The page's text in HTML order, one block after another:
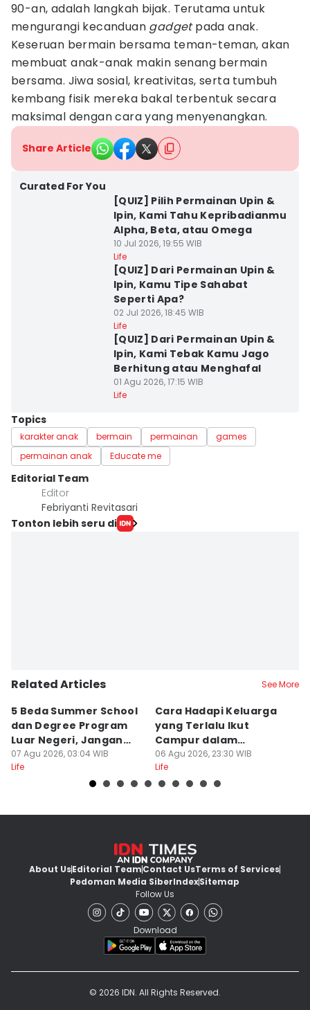
90-an, adalah langkah bijak. Terutama untuk
mengurangi kecanduan gadgetpada anak.
Keseruan bermain bersama teman-teman, akan
membuat anak-anak makin senang bermain
bersama. Jiwa sosial, kreativitas, serta tumbuh
kembang fisik mereka bakal terbentuk secara
maksimal dengan cara yang menyenangkan.
Share Article
Curated For You
[QUIZ] Pilih Permainan Upin &
Ipin, Kami Tahu Kepribadianmu
Alpha, Beta, atau Omega
10 Jul 2026, 19:55 WIB
Life
[QUIZ] Dari Permainan Upin &
Ipin, Kamu Tipe Sahabat
Seperti Apa?
02 Jul 2026, 18:45 WIB
Life
[QUIZ] Dari Permainan Upin &
Ipin, Kami Tebak Kamu Jago
Berhitung atau Menghafal
01 Agu 2026, 17:15 WIB
Life
Topics
karakter anak bermain permainan
games
permainan anak
Educate me
Editorial Team
Editor
Febriyanti Revitasari
Tonton lebih seru di
Related Articles See More
5 Beda Summer School
dan Degree Program
Luar Negeri, Jangan
Salah
07 Agu 2026, 03:04 WIB
Life
Cara Hadapi Keluarga
yang Terlalu Ikut
Campur dalam
Persiapan Nikah
06 Agu 2026, 23:30 WIB
Life
About UsEditorial TeamContact UsTerms of Services
Pedoman Media SiberIndexSitemap
Follow Us
Download
© 2026 IDN. All Rights Reserved.